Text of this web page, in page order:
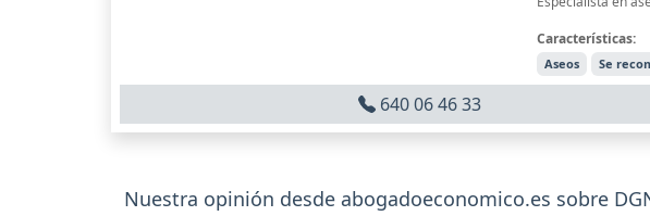
Características:
Aseos Se
640 06 46 33
Nuestra opinión desde abogadoeconomico.es sobre